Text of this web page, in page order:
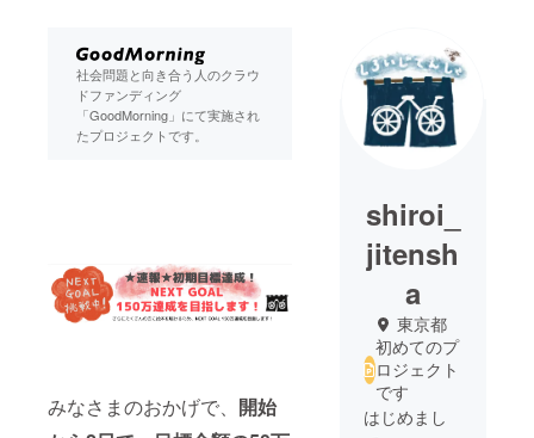
社会問題と向き合う人のクラウ
ドファンディング
「GoodMorning」にて実施され
たプロジェクトです。
みなさまのおかげで、 開始
shiroi_
jitensh
a
東京都
初めてのプ
ロジェクト
です
はじめまし